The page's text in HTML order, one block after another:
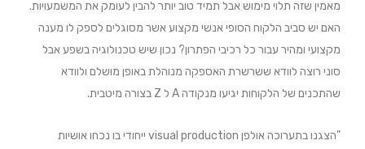
מאמין שזה תלוי מימוש אבל תמיד טוב יותר להבין לעומק את המשמעויות.
האם יש סביב הלקוח הסופי אנשי מקצוע אשר מסוגלים לספק לו מענה
מקצועי ומהיר עבור כל רכיבי הפתרון? נכון שיש טכנולוגיה בשפע אבל
סוני רוצה לוודא ששרשרת האספקה מנוהלת באופן מושלם ולוודא
שהתכנים של הלקוחות יגיעו מנקודה A ל Z בצורה מיטבית.
"הצגנו בתערוכה אולפן visual production ייחודי בו נכחו אושיות